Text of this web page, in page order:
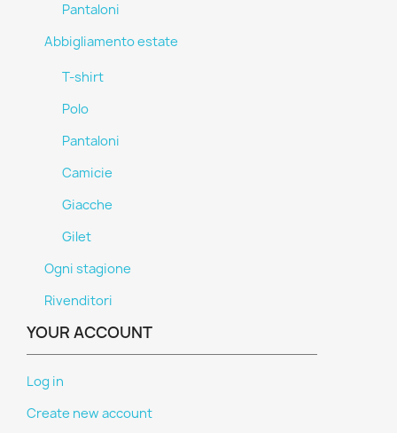
Pantaloni
Abbigliamento estate
T-shirt
Polo
Pantaloni
Camicie
Giacche
Gilet
Ogni stagione
Rivenditori
YOUR ACCOUNT
Log in
Create new account